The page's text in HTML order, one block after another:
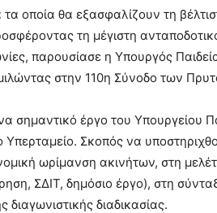
οποία θα εξασφαλίζουν τη
τη μέγιστη
παρουσίασε η Υπουργός
στην 110η Σύνοδο των
σημαντικό έργο του Υπουργείου
Υπερταμείο. Σκοπός να
ωρίμανση ακινήτων, στη
ΣΔΙΤ, δημόσιο έργο), στη
διαγωνιστικής διαδικασίας.